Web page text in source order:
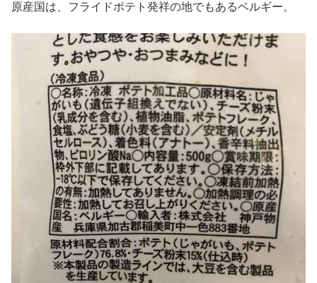
原産国は、フライドポテト発祥の地でもあるベルギー。